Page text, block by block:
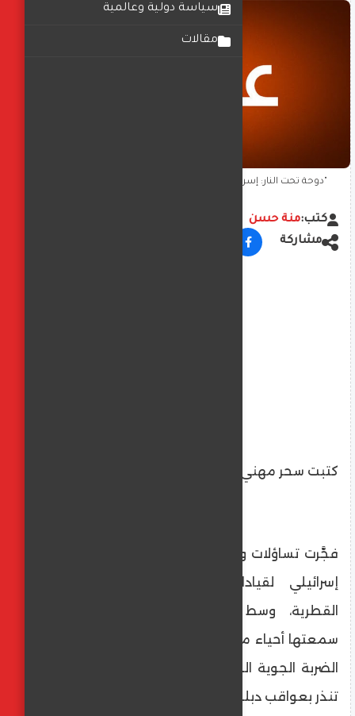
سياسة دولية وعالمية
مقالات
"دوحة تحت النار: إسرائيل تنفذ ضربة جوية في قلب وساطتها"
كتب:منة حسن
مشاركة
كتبت سحر مهني
فجَّرت تساؤلات وتحذيرات الحديث عن استهداف
إسرائيلي لقيادات "حماس" في العاصمة
القطرية، وسط أنباء عن انفجارات عنيفة
سمعتها أحياء متعددة في الدوحة، لترسم هذه
الضربة الجوية الجديدة ملامح تصعيد إقليمي
تنذر بعواقب دبلوماسية خطيرة.